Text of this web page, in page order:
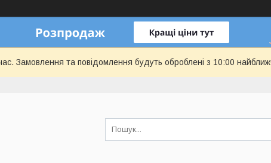
Замовлення та повідомлення будуть оброблені з 10:00